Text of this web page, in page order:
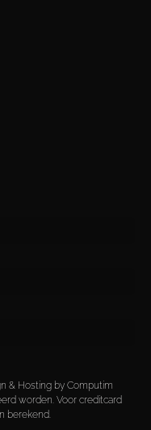
& Hosting by Computim
worden. Voor creditcard
berekend.